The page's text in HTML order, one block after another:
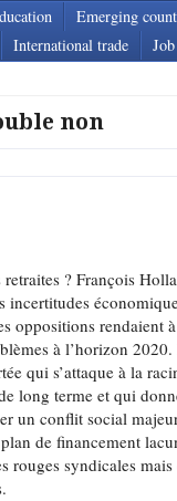
Emerging
International trade
non
? François
oppositions rendaient
à l’horizon
qui s’attaque à la
long terme et qui
un conflit social
de financement
rouges syndicales